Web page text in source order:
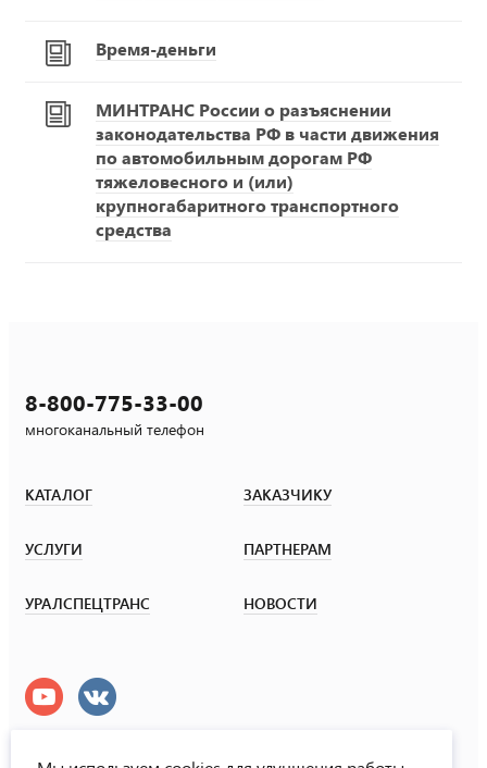
Время-деньги
МИНТРАНС России о разъяснении
законодательства РФ в части движения
по автомобильным дорогам РФ
тяжеловесного и (или)
крупногабаритного транспортного
средства
8-800-775-33-00
многоканальный телефон
КАТАЛОГ ЗАКАЗЧИКУ
УСЛУГИ ПАРТНЕРАМ
УРАЛСПЕЦТРАНС НОВОСТИ